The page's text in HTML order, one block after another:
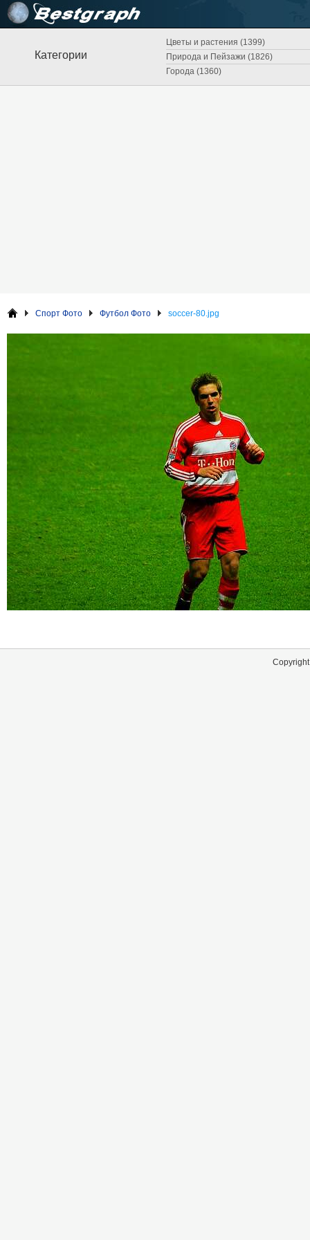
Категории
Цветы и растения (1399)
Природа и Пейзажи (1826)
Города (1360)
Спорт Фото Футбол Фото soccer-80.jpg